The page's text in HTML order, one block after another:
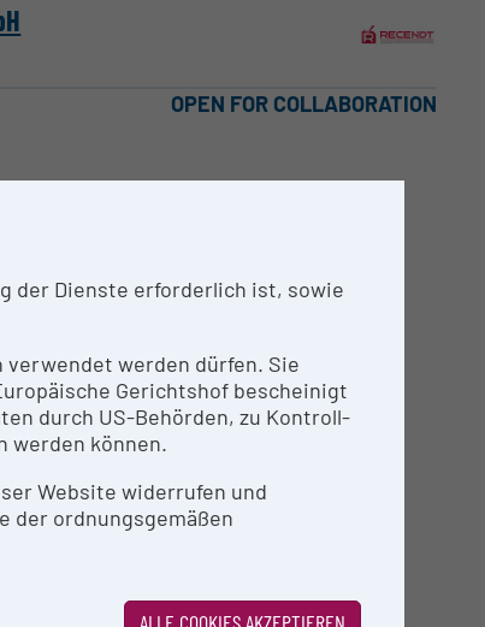
OPEN FOR COLLABORATION
Vermessung, Abbildung.
der Dienste erforderlich ist, sowie
verwendet werden dürfen. Sie
Gerichtshof bescheinigt
durch US-Behörden, zu Kontroll-
werden können.
Website widerrufen und
der ordnungsgemäßen